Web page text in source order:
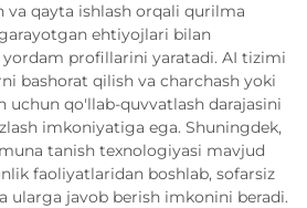
qayta ishlash orqali qurilma
ehtiyojlari bilan
profillarini yaratadi. AI tizimi
bashorat qilish va charchash yoki
uchun qo'llab-quvvatlash darajasini
imkoniyatiga ega. Shuningdek,
tanish texnologiyasi mavjud
faoliyatlaridan boshlab, sofarsiz
ularga javob berish imkonini beradi.